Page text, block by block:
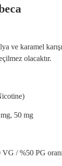
ve karamel kar
olacaktır.
50 mg
/ %50 PG